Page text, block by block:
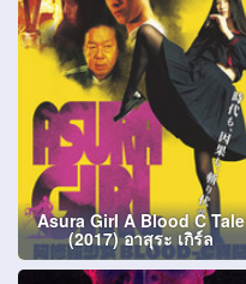
Asura Girl A Blood C Tale
(2017) อาสุระ เกิร์ล